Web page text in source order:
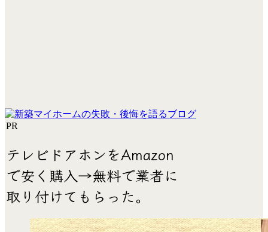
PR
テレビドアホンをAmazon
で安く購入→無料で業者に
取り付けてもらった。